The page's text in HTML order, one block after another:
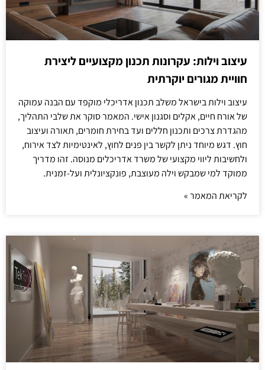
עיצוב וילות: עקרונות תכנון מקצועיים ליצירת
חוויית מגורים יוקרתית
עיצוב וילות בישראל משלב תכנון אדריכלי מוקפד עם הבנה עמוקה
של אורח חיים, אקלים וסגנון אישי. המאמר סוקר את שלבי התהליך,
מהגדרת צרכים ותכנון חללים ועד בחירת חומרים, תאורה ועיצוב
חוץ. דגש מיוחד ניתן לקשר בין פנים לחוץ, לאינטימיות לצד אירוח,
ולחשיבות ליווי מקצועי של משרד אדריכלים מנוסה. זהו מדריך
ממוקד למי שמבקש וילה מעוצבת, פונקציונלית ועל-זמנית.
לקריאת המאמר »